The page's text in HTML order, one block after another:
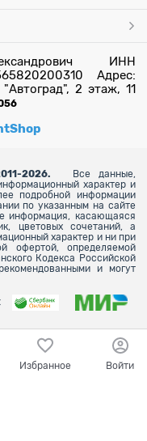
ИНН
Адрес:
2 этаж, 11
2026.
Все данные,
характер и
подробной информации
по указанным на сайте
информация, касающаяся
цветовых сочетаний, а
характер и ни при
офертой, определяемой
Кодекса Российской
и могут
Избранное Войти